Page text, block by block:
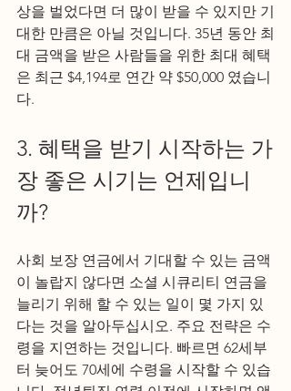
상을 벌었다면 더 많이 받을 수 있지만 기
대한 만큼은 아닐 것입니다. 35년 동안 최
대 금액을 받은 사람들을 위한 최대 혜택
은 최근 $4,194로 연간 약 $50,000 였습니
다.
3. 혜택을 받기 시작하는 가
장 좋은 시기는 언제입니
까?
사회 보장 연금에서 기대할 수 있는 금액
이 놀랍지 않다면 소셜 시큐리티 연금을
늘리기 위해 할 수 있는 일이 몇 가지 있
다는 것을 알아두십시오. 주요 전략은 수
령을 지연하는 것입니다. 빠르면 62세부
터 늦어도 70세에 수령을 시작할 수 있습